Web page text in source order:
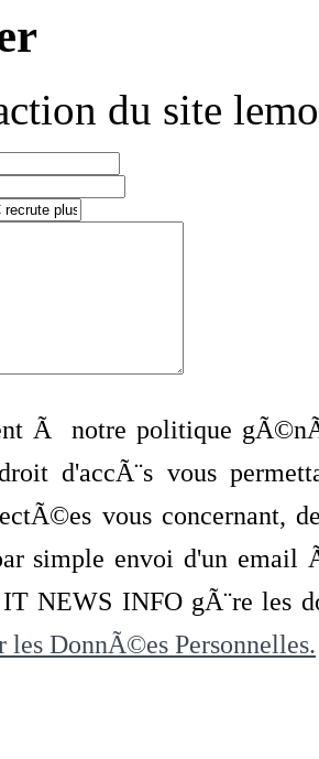
du site
Ã notre politique
d'accÃ¨s vous
vous concernant,
simple envoi d'un
NEWS INFO gÃ¨re les
les DonnÃ©es Personnelles.